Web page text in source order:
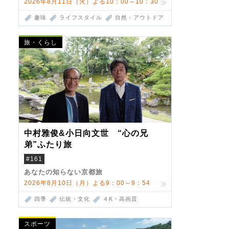
2026年8月11日（火）よる10：00～10：30
趣味 ライフスタイル 自然・アウトドア
旅・くらし
中村雅俊&小日向文世 “心の兄
弟”ふたり旅
#161
あなたの知らない京都旅
2026年8月10日（月）よる9：00～9：54
四季 伝統・文化 ４K・高画質
スポーツ